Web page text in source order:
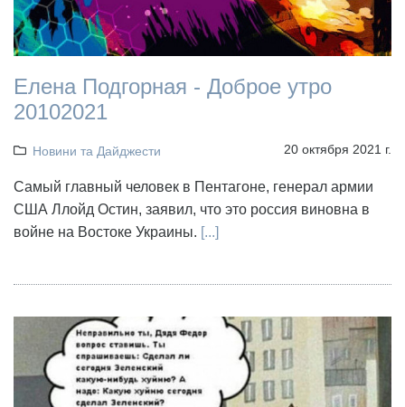
Елена Подгорная - Доброе утро
20102021
Новини та Дайджести 20 октября 2021 г.
Самый главный человек в Пентагоне, генерал армии
США Ллойд Остин, заявил, что это россия виновна в
войне на Востоке Украины. [...]